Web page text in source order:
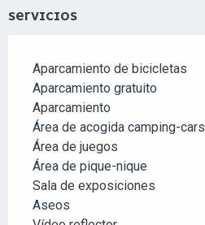
SERVICIOS
Aparcamiento de bicicletas
Aparcamiento gratuito
Aparcamiento
Área de acogida camping-cars
Área de juegos
Área de pique-nique
Sala de exposiciones
Aseos